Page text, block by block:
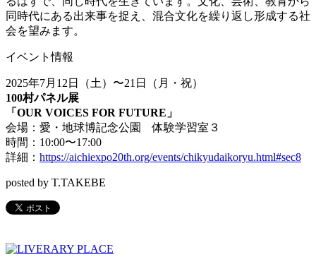
同時代にある出来事を捉え、混合文化を繰り返し形成する社
会を望みます。
イベント情報
2025年7月12日（土）〜21日（月・祝）
100村パネル展
「OUR VOICES FOR FUTURE」
会場：愛・地球博記念公園 体験学習室３
時間：10:00〜17:00
詳細： https://aichiexpo20th.org/events/chikyudaikoryu.html#sec8
posted by T.TAKEBE